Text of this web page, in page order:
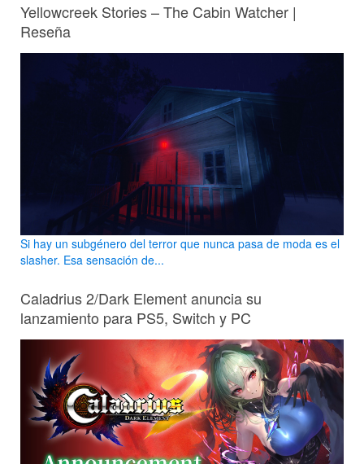
Yellowcreek Stories – The Cabin Watcher |
Reseña
Si hay un subgénero del terror que nunca pasa de moda es el
slasher. Esa sensación de...
Caladrius 2/Dark Element anuncia su
lanzamiento para PS5, Switch y PC